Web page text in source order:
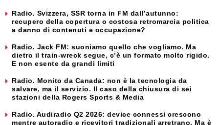
Radio. Svizzera, SSR torna in FM dall’autunno:
recupero della copertura o costosa retromarcia politica
a danno di contenuti e occupazione?
Radio. Jack FM: suoniamo quello che vogliamo. Ma
dietro il train-wreck segue, c’è un formato molto rigido.
E non esente da grandi limiti
Radio. Monito da Canada: non è la tecnologia da
salvare, ma il servizio. Il caso della chiusura di sei
stazioni della Rogers Sports & Media
Radio. Audiradio Q2 2026: device connessi crescono
mentre autoradio e ricevitori tradizionali arretrano. Ma è